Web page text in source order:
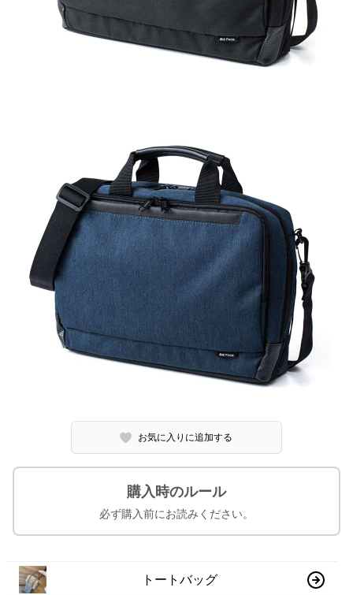
お気に入りに追加する
購入時のルール
必ず購入前にお読みください。
トートバッグ